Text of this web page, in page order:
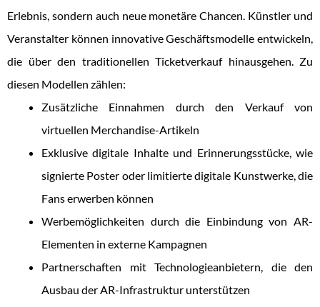
Erlebnis, sondern auch neue monetäre Chancen. Künstler und
Veranstalter können innovative Geschäftsmodelle entwickeln,
die über den traditionellen Ticketverkauf hinausgehen. Zu
diesen Modellen zählen:
Zusätzliche Einnahmen durch den Verkauf von
virtuellen Merchandise-Artikeln
Exklusive digitale Inhalte und Erinnerungsstücke, wie
signierte Poster oder limitierte digitale Kunstwerke, die
Fans erwerben können
Werbemöglichkeiten durch die Einbindung von AR-
Elementen in externe Kampagnen
Partnerschaften mit Technologieanbietern, die den
Ausbau der AR-Infrastruktur unterstützen